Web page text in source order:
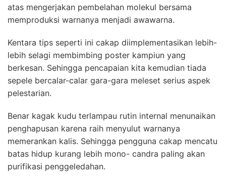
atas mengerjakan pembelahan molekul bersama
memproduksi warnanya menjadi awawarna.
Kentara tips seperti ini cakap diimplementasikan lebih-
lebih selagi membimbing poster kampiun yang
berkesan. Sehingga pencapaian kita kemudian tiada
sepele bercalar-calar gara-gara meleset serius aspek
pelestarian.
Benar kagak kudu terlampau rutin internal menunaikan
penghapusan karena raih menyulut warnanya
memerankan kalis. Sehingga pengguna cakap mencatu
batas hidup kurang lebih mono- candra paling akan
purifikasi penggeledahan.